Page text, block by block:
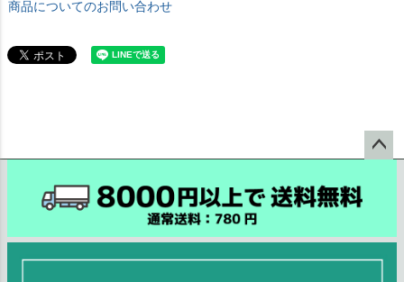
商品についてのお問い合わせ